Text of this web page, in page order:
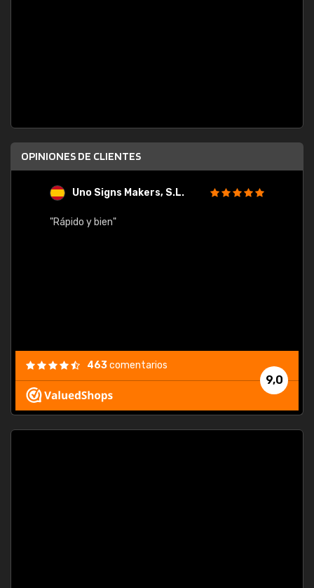
OPINIONES DE CLIENTES
Uno Signs Makers, S.L.
"Rápido y bien"
9,0
463comentarios